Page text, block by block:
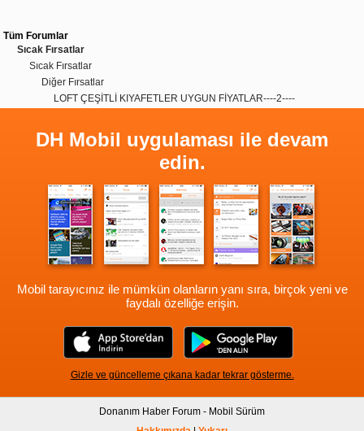
Tüm Forumlar
Sıcak Fırsatlar
Sıcak Fırsatlar
Diğer Fırsatlar
LOFT ÇEŞİTLİ KIYAFETLER UYGUN FİYATLAR----2----
DH Mobil uygulaması ile devam
edin.
Mobil tarayıcınız ile mümkün olanların yanı sıra, birçok yeni ve
faydalı özelliğe erişin.
Gizle ve güncelleme çıkana kadar tekrar gösterme.
Donanım Haber Forum - Mobil Sürüm